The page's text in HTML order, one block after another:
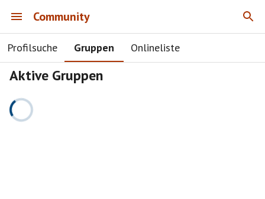
Community
Profilsuche Gruppen Onlineliste
Aktive Gruppen